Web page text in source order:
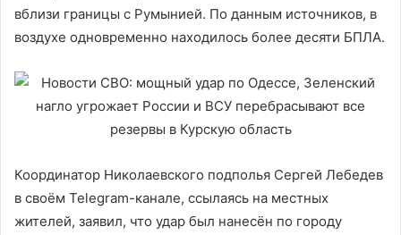
вблизи границы с Румынией. По данным источников, в
воздухе одновременно находилось более десяти БПЛА.
Координатор Николаевского подполья Сергей Лебедев
в своём Telegram-канале, ссылаясь на местных
жителей, заявил, что удар был нанесён по городу